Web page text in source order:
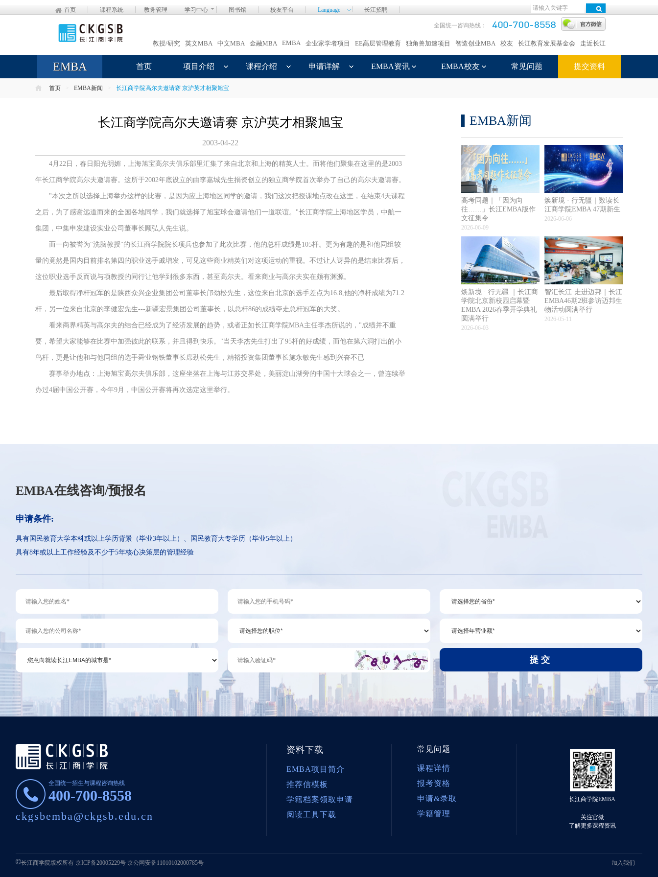
首页 课程系统 教务管理 学习中心 图书馆 校友平台 Language 长江招聘
全国统一咨询热线：
教授/研究 英文MBA 中文MBA 金融MBA EMBA 企业家学者项目 EE高层管理教育 独角兽加速项目 智造创业MBA 校友 长江教育发展基金会 走近长江
EMBA 首页 项目介绍 课程介绍 申请详解 EMBA资讯 EMBA校友 常见问题 提交资料
首页 EMBA新闻 长江商学院高尔夫邀请赛 京沪英才相聚旭宝
长江商学院高尔夫邀请赛 京沪英才相聚旭宝
2003-04-22
4月22日，春日阳光明媚，上海旭宝高尔夫俱乐部里汇集了来自北京和上海的精英人士。而将他们聚集在这里的是2003
年长江商学院高尔夫邀请赛。这所于2002年底设立的由李嘉城先生捐资创立的独立商学院首次举办了自己的高尔夫邀请赛。
"本次之所以选择上海举办这样的比赛，是因为应上海地区同学的邀请，我们这次把授课地点改在这里，在结束4天课程
之后，为了感谢远道而来的全国各地同学，我们就选择了旭宝球会邀请他们一道联谊。"长江商学院上海地区学员，中航一
集团，中集申发建设实业公司董事长顾弘人先生说。
而一向被誉为"洗脑教授"的长江商学院院长项兵也参加了此次比赛，他的总杆成绩是105杆。更为有趣的是和他同组较
量的竟然是国内目前排名第四的职业选手戚增发，可见这些商业精英们对这项运动的重视。不过让人讶异的是结束比赛后，
这位职业选手反而说与项教授的同行让他学到很多东西，甚至高尔夫。看来商业与高尔夫实在颇有渊源。
最后取得净杆冠军的是陕西众兴企业集团公司董事长邝劲松先生，这位来自北京的选手差点为16.8,他的净杆成绩为71.2
杆，另一位来自北京的李健宏先生---新疆宏景集团公司董事长，以总杆86的成绩夺走总杆冠军的大奖。
看来商界精英与高尔夫的结合已经成为了经济发展的趋势，或者正如长江商学院MBA主任李杰所说的，"成绩并不重
要，希望大家能够在比赛中加强彼此的联系，并且得到快乐。"当天李杰先生打出了95杆的好成绩，而他在第六洞打出的小
鸟杆，更是让他和与他同组的选手舜业钢铁董事长席劲松先生，精裕投资集团董事长施永敏先生感到兴奋不已
赛事举办地点：上海旭宝高尔夫俱乐部，这座坐落在上海与江苏交界处，美丽淀山湖旁的中国十大球会之一，曾连续举
办过4届中国公开赛，今年9月，中国公开赛将再次选定这里举行。
EMBA新闻
高考同题｜「因为向
往……」长江EMBA版作
文征集令
2026-06-09
焕新境 · 行无疆｜数读长
江商学院EMBA 47期新生
2026-06-06
焕新境 · 行无疆 ｜长江商
学院北京新校园启幕暨
EMBA 2026春季开学典礼
圆满举行
2026-06-03
智汇长江·走进迈邦｜长江
EMBA46期2班参访迈邦生
物活动圆满举行
2026-05-11
EMBA在线咨询/预报名
申请条件:
具有国民教育大学本科或以上学历背景（毕业3年以上）、国民教育大专学历（毕业5年以上）
具有8年或以上工作经验及不少于5年核心决策层的管理经验
提交
全国统一招生与课程咨询热线
400-700-8558
ckgsbemba@ckgsb.edu.cn
资料下载
EMBA项目简介
推荐信模板
学籍档案领取申请
阅读工具下载
常见问题
课程详情
报考资格
申请&录取
学籍管理
长江商学院EMBA
关注官微
了解更多课程资讯
长江商学院版权所有 京ICP备20005229号 京公网安备11010102000785号 加入我们